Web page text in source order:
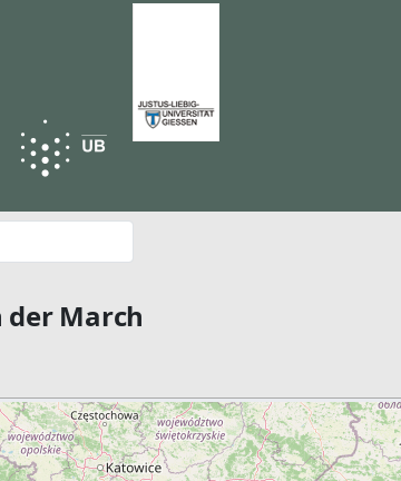
der March